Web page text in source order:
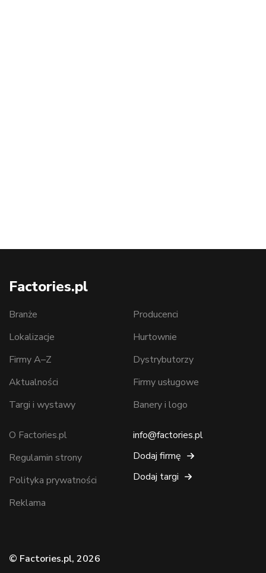
Factories.pl
Branże
Lokalizacje
Firmy A–Z
Aktualności
Targi i wystawy
Producenci
Hurtownie
Dystrybutorzy
Firmy usługowe
Banery i logo
O Factories.pl
Regulamin strony
Polityka prywatności
Reklama
info@factories.pl
Dodaj firmę
Dodaj targi
© Factories.pl, 2026